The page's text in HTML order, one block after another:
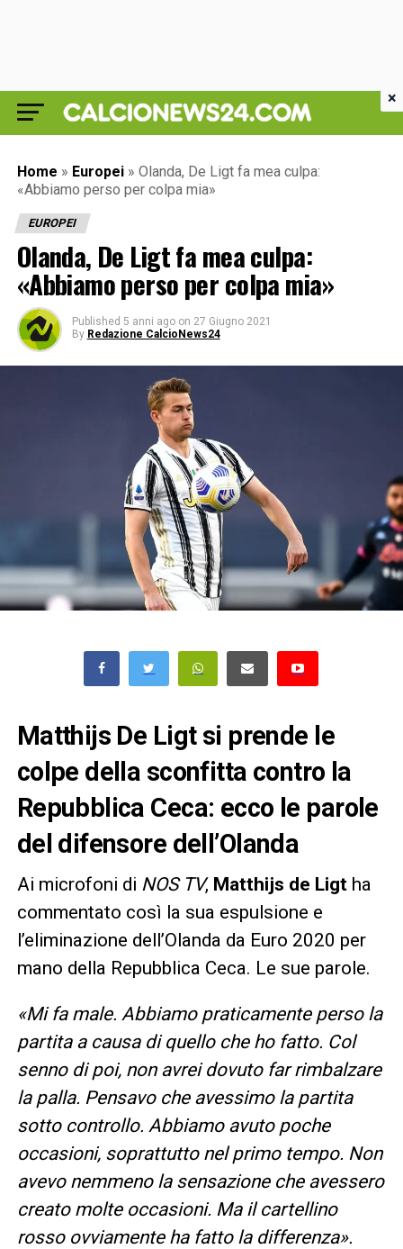
Home » Europei » Olanda, De Ligt fa mea culpa:
«Abbiamo perso per colpa mia»
EUROPEI
Olanda, De Ligt fa mea culpa:
«Abbiamo perso per colpa mia»
Published 5 anni ago on 27 Giugno 2021
By Redazione CalcioNews24
Matthijs De Ligt si prende le
colpe della sconfitta contro la
Repubblica Ceca: ecco le parole
del difensore dell’Olanda
Ai microfoni di NOS TV, Matthijs de Ligtha
commentato così la sua espulsione e
l’eliminazione dell’Olanda da Euro 2020 per
mano della Repubblica Ceca. Le sue parole.
«Mi fa male. Abbiamo praticamente perso la
partita a causa di quello che ho fatto. Col
senno di poi, non avrei dovuto far rimbalzare
la palla. Pensavo che avessimo la partita
sotto controllo. Abbiamo avuto poche
occasioni, soprattutto nel primo tempo. Non
avevo nemmeno la sensazione che avessero
creato molte occasioni. Ma il cartellino
rosso ovviamente ha fatto la differenza».
×